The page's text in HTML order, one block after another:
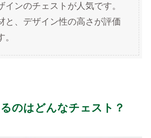
インのチェストが人気です。
と、デザイン性の高さが評価
のはどんなチェスト？